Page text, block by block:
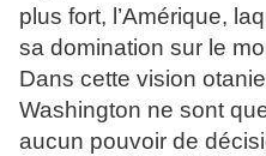
plus fort, l’Amérique,
sa domination sur le
Dans cette vision
Washington ne sont
aucun pouvoir de